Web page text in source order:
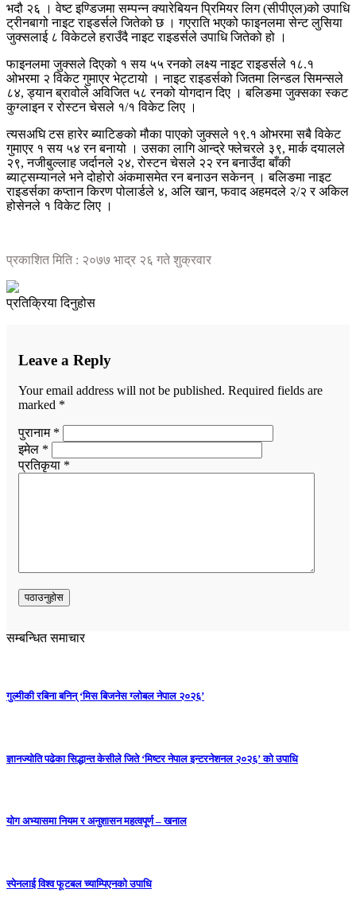
भदौ २६ । वेष्ट इण्डिजमा सम्पन्न क्यारेबियन प्रिमियर लिग (सीपीएल)को उपाधि
ट्रीनबागो नाइट राइडर्सले जितेको छ । गएराति भएको फाइनलमा सेन्ट लुसिया
जुक्सलाई ८ विकेटले हराउँदै नाइट राइडर्सले उपाधि जितेको हो ।
फाइनलमा जुक्सले दिएको १ सय ५५ रनको लक्ष्य नाइट राइडर्सले १८.१
ओभरमा २ विकेट गुमाएर भेट्टायो । नाइट राइडर्सको जितमा लिन्डल सिमन्सले
८४, ड्यान ब्रावोले अविजित ५८ रनको योगदान दिए । बलिङमा जुक्सका स्कट
कुग्लाइन र रोस्टन चेसले १/१ विकेट लिए ।
त्यसअघि टस हारेर ब्याटिङको मौका पाएको जुक्सले १९.१ ओभरमा सबै विकेट
गुमाएर १ सय ५४ रन बनायो । उसका लागि आन्द्रे फ्लेचरले ३९, मार्क दयालले
२९, नजीबुल्लाह जर्दानले २४, रोस्टन चेसले २२ रन बनाउँदा बाँकी
ब्याट्सम्यानले भने दोहोरो अंकमासमेत रन बनाउन सकेनन् । बलिङमा नाइट
राइडर्सका कप्तान किरण पोलार्डले ४, अलि खान, फवाद अहमदले २/२ र अकिल
होसेनले १ विकेट लिए ।
प्रकाशित मिति : २०७७ भाद्र २६ गते शुक्रवार
प्रतिक्रिया दिनुहोस
Leave a Reply
Your email address will not be published. Required fields are
marked *
पुरानाम *
इमेल *
प्रतिकृया *
सम्बन्धित समाचार
गुल्मीकी रबिना बनिन् ‘मिस बिजनेस ग्लोबल नेपाल २०२६’
ज्ञानज्योति पढेका सिद्धान्त केसीले जिते ‘मिष्टर नेपाल इन्टरनेशनल २०२६’ को उपाधि
योग अभ्यासमा नियम र अनुशासन महत्वपूर्ण – खनाल
स्पेनलाई विश्व फूटबल च्याम्पिएनको उपाधि